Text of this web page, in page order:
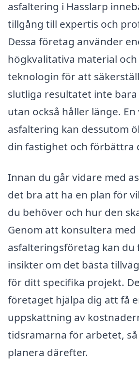
asfaltering i Hasslarp
tillgång till expertis och
Dessa företag använder
högkvalitativa material
teknologin för att
slutliga resultatet inte
utan också håller länge.
asfaltering kan dessutom
din fastighet och förbättra
Innan du går vidare med
det bra att ha en plan för
du behöver och hur den
Genom att konsultera
asfalteringsföretag kan du
insikter om det bästa
för ditt specifika projekt.
företaget hjälpa dig att få
uppskattning av
tidsramarna för arbetet,
planera därefter.